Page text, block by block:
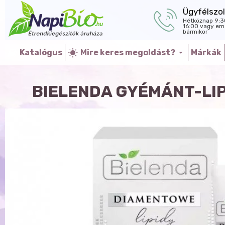
Hétköznap
16:00 vagy
bármikor
Katalógus Mire keres megoldást? Márkák
BIELENDA GYÉMÁNT-